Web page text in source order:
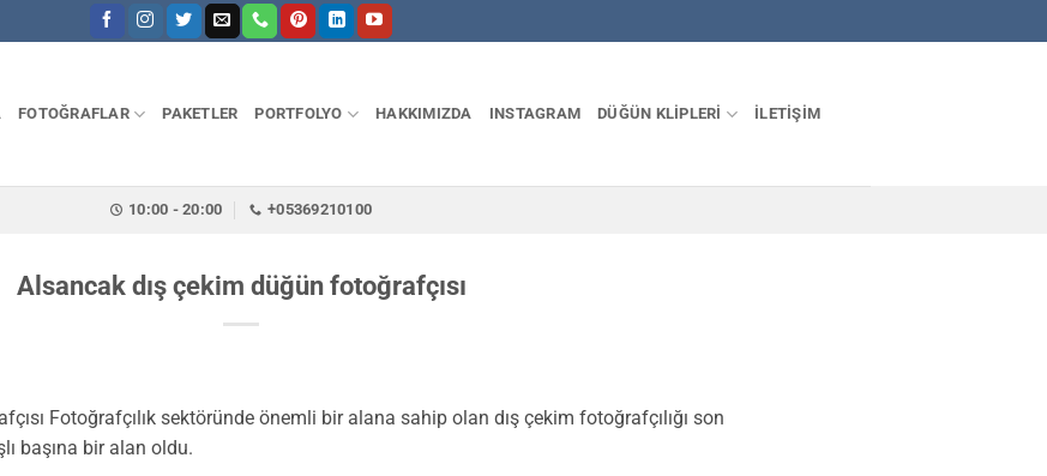
FOTOĞRAFLAR PAKETLER PORTFOLYO HAKKIMIZDA INSTAGRAM DÜĞÜN KLIPLERI İLETIŞIM
10:00 - 20:00 +05369210100
Alsancak dış çekim düğün fotoğrafçısı
Fotoğrafçılık sektöründe önemli bir alana sahip olan dış çekim fotoğrafçılığı son
başına bir alan oldu.